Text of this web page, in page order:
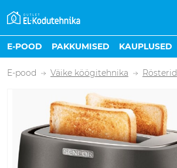
E-POOD PAKKUMISED KAUPLUSED
E-pood Väike köögitehnika Rösterid